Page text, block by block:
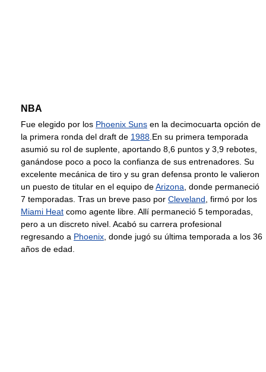
NBA
Fue elegido por los Phoenix Suns en la decimocuarta opción de
la primera ronda del draft de 1988 .En su primera temporada
asumió su rol de suplente, aportando 8,6 puntos y 3,9 rebotes,
ganándose poco a poco la confianza de sus entrenadores. Su
excelente mecánica de tiro y su gran defensa pronto le valieron
un puesto de titular en el equipo deArizona , donde permaneció
7 temporadas. Tras un breve paso por Cleveland , firmó por los
Miami Heat como agente libre. Allí permaneció 5 temporadas,
pero a un discreto nivel. Acabó su carrera profesional
regresando a Phoenix , donde jugó su última temporada a los 36
años de edad.